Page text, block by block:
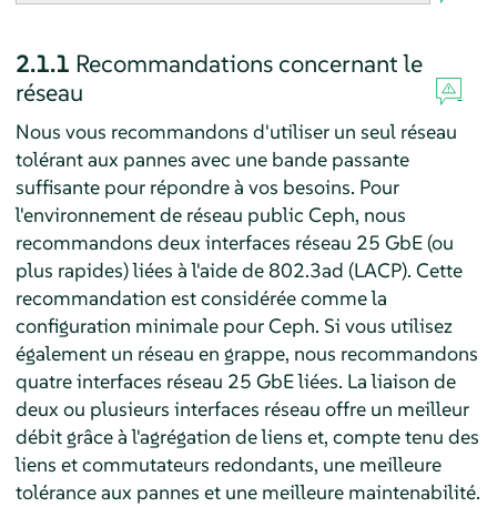
2.1.1 Recommandations concernant le
réseau
Nous vous recommandons d'utiliser un seul réseau
tolérant aux pannes avec une bande passante
suffisante pour répondre à vos besoins. Pour
l'environnement de réseau public Ceph, nous
recommandons deux interfaces réseau 25 GbE (ou
plus rapides) liées à l'aide de 802.3ad (LACP). Cette
recommandation est considérée comme la
configuration minimale pour Ceph. Si vous utilisez
également un réseau en grappe, nous recommandons
quatre interfaces réseau 25 GbE liées. La liaison de
deux ou plusieurs interfaces réseau offre un meilleur
débit grâce à l'agrégation de liens et, compte tenu des
liens et commutateurs redondants, une meilleure
tolérance aux pannes et une meilleure maintenabilité.